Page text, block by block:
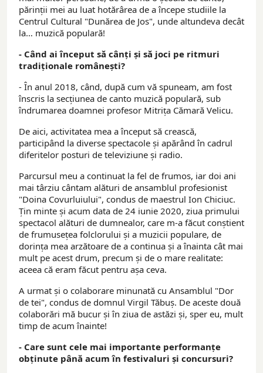
părinții mei au luat hotărârea de a începe studiile la
Centrul Cultural "Dunărea de Jos", unde altundeva decât
la… muzică populară!
- Când ai început să cânți și să joci pe ritmuri
tradiționale românești?
- În anul 2018, când, după cum vă spuneam, am fost
înscris la secțiunea de canto muzică populară, sub
îndrumarea doamnei profesor Mitrița Cămară Velicu.
De aici, activitatea mea a început să crească,
participând la diverse spectacole și apărând în cadrul
diferitelor posturi de televiziune și radio.
Parcursul meu a continuat la fel de frumos, iar doi ani
mai târziu cântam alături de ansamblul profesionist
"Doina Covurluiului", condus de maestrul Ion Chiciuc.
Țin minte și acum data de 24 iunie 2020, ziua primului
spectacol alături de dumnealor, care m-a făcut conștient
de frumusețea folclorului și a muzicii populare, de
dorința mea arzătoare de a continua și a înainta cât mai
mult pe acest drum, precum și de o mare realitate:
aceea că eram făcut pentru așa ceva.
A urmat și o colaborare minunată cu Ansamblul "Dor
de tei", condus de domnul Virgil Tăbuș. De aceste două
colaborări mă bucur și în ziua de astăzi și, sper eu, mult
timp de acum înainte!
- Care sunt cele mai importante performanțe
obținute până acum în festivaluri și concursuri?